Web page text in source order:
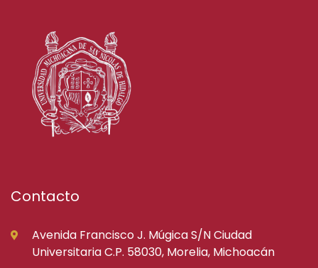
Contacto
Avenida Francisco J. Múgica S/N Ciudad
Universitaria C.P. 58030, Morelia, Michoacán